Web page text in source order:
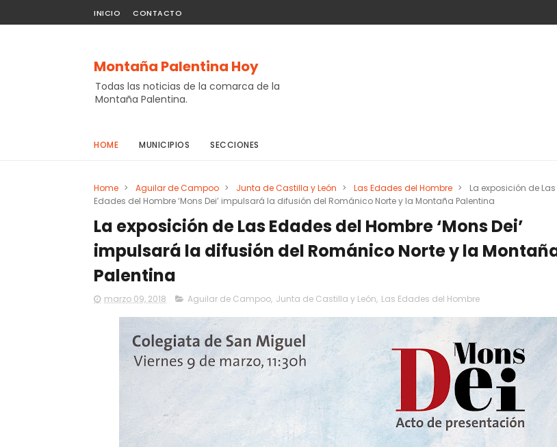
INICIO CONTACTO
Montaña Palentina Hoy
Todas las noticias de la comarca de la
Montaña Palentina.
HOME MUNICIPIOS SECCIONES
Home > Aguilar de Campoo > Junta de Castilla y León > Las Edades del Hombre >
La exposición de Las
Edades del Hombre ‘Mons Dei’ impulsará la difusión del Románico Norte y la Montaña Palentina
La exposición de Las Edades del Hombre ‘Mons Dei’
impulsará la difusión del Románico Norte y la
Palentina
marzo 09, 2018 Aguilar de Campoo, Junta de Castilla y León, Las Edades del Hombre